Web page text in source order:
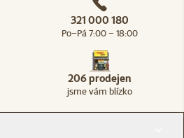
321 000 180
Po–Pá 7:00 – 18:00
206 prodejen
jsme vám blízko